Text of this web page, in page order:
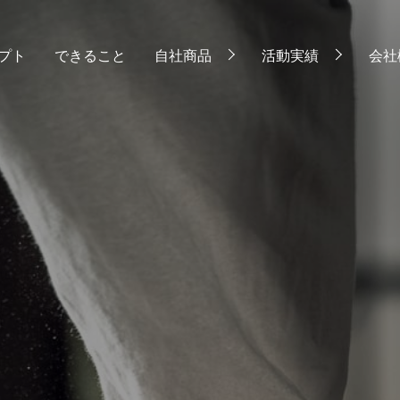
ト できること 自社商品 活動実績 会